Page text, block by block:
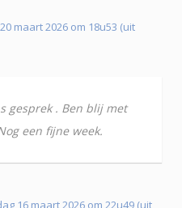
maart 2026 om 18u53 (uit
gesprek . Ben blij met
een fijne week.
16 maart 2026 om 22u49 (uit